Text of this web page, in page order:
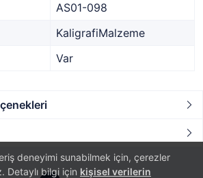
deneyimi sunabilmek için, çerezler
Detaylı bilgi için kişisel verilerin
AS01-098
KaligrafiMalzeme
Var